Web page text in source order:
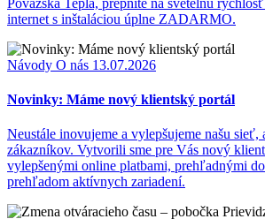
internet s inštaláciou úplne ZADARMO.
Návody O nás 13.07.2026
Novinky: Máme nový klientský portál
Neustále inovujeme a vylepšujeme našu sieť,
zákazníkov. Vytvorili sme pre Vás nový
vylepšenými online platbami, prehľadnými
prehľadom aktívnych zariadení.